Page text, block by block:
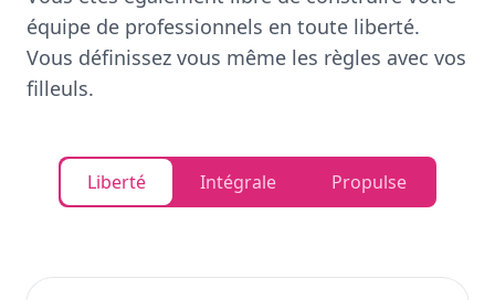
équipe de professionnels en toute liberté.
Vous définissez vous même les règles avec vos
filleuls.
Liberté Intégrale Propulse